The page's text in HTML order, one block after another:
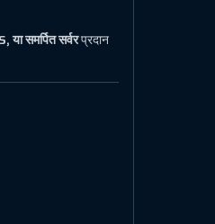
या समर्पित सर्वरप्रदान